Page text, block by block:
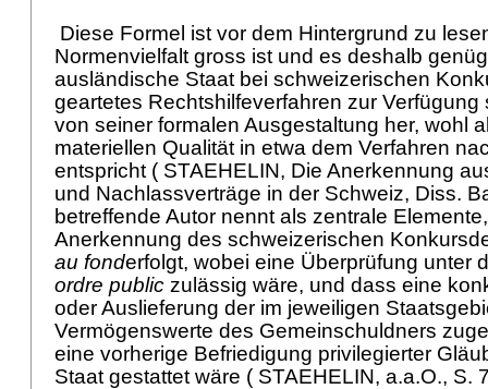
Diese Formel ist vor dem Hintergrund zu
Normenvielfalt gross ist und es deshalb
ausländische Staat bei schweizerischen
geartetes Rechtshilfeverfahren zur Verfügung
von seiner formalen Ausgestaltung her, wohl
materiellen Qualität in etwa dem Verfahren
entspricht ( STAEHELIN, Die Anerkennung
und Nachlassverträge in der Schweiz, Diss.
betreffende Autor nennt als zentrale
Anerkennung des schweizerischen
au fonderfolgt, wobei eine Überprüfung unter
ordre public zulässig wäre, und dass eine
oder Auslieferung der im jeweiligen
Vermögenswerte des Gemeinschuldners
eine vorherige Befriedigung privilegierter
Staat gestattet wäre ( STAEHELIN, a.a.O., S.